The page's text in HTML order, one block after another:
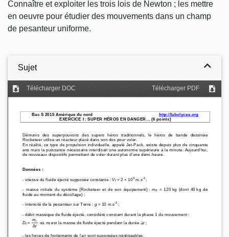
Connaître et exploiter les trois lois de Newton ; les mettre
en oeuvre pour étudier des mouvements dans un champ
de pesanteur uniforme.
Sujet